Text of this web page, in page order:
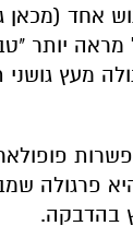
אחד
יותר
מעץ
פרגולה
בהדבקה.